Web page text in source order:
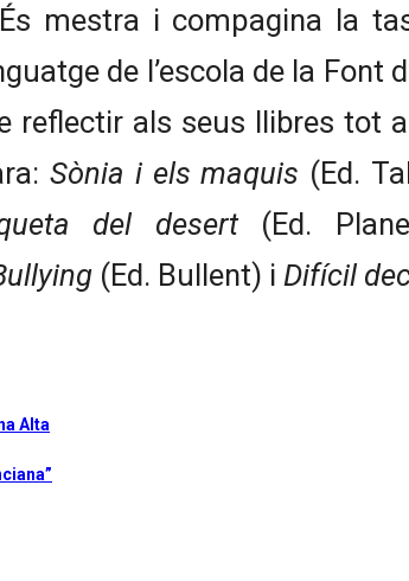
mestra i compagina la
de l’escola de la Font
reflectir als seus llibres tot
Sònia i els maquis (Ed.
del desert(Ed.
(Ed. Bullent) i Difícil
Alta